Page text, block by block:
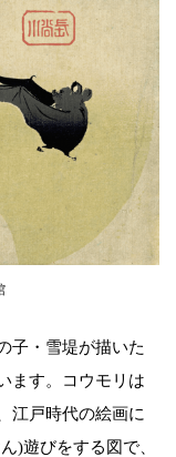
子・雪堤が描いた
ます。コウモリは
江戸時代の絵画に
)遊びをする図で、